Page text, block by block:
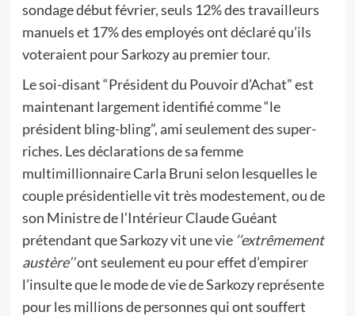
sondage début février, seuls 12% des travailleurs
manuels et 17% des employés ont déclaré qu’ils
voteraient pour Sarkozy au premier tour.
Le soi-disant “Président du Pouvoir d’Achat” est
maintenant largement identifié comme “le
président bling-bling”, ami seulement des super-
riches. Les déclarations de sa femme
multimillionnaire Carla Bruni selon lesquelles le
couple présidentielle vit très modestement, ou de
son Ministre de l’Intérieur Claude Guéant
prétendant que Sarkozy vit une vie ‘‘extrêmement
austère’’ont seulement eu pour effet d’empirer
l’insulte que le mode de vie de Sarkozy représente
pour les millions de personnes qui ont souffert